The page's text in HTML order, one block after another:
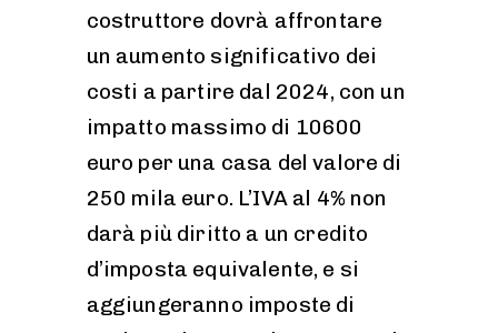
costruttore dovrà affrontare
un aumento significativo dei
costi a partire dal 2024, con un
impatto massimo di 10600
euro per una casa del valore di
250 mila euro. L’IVA al 4% non
darà più diritto a un credito
d’imposta equivalente, e si
aggiungeranno imposte di